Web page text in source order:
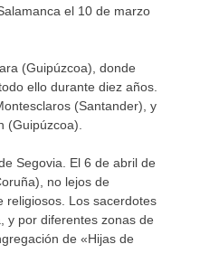
el 10 de marzo
(Guipúzcoa), donde
ello durante diez años.
(Santander), y
(Guipúzcoa).
Segovia. El 6 de abril de
no lejos de
religiosos. Los sacerdotes
y por diferentes zonas de
de «Hijas de